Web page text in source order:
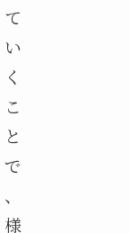
て
い
く
こ
と
で
、
様